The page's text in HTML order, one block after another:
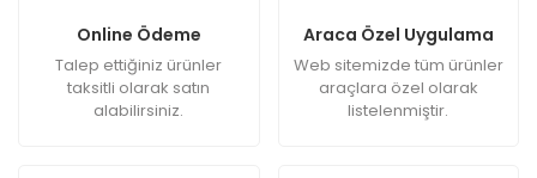
Online Ödeme
Talep ettiğiniz ürünler
taksitli olarak satın
alabilirsiniz.
Araca Özel Uygulama
Web sitemizde tüm ürünler
araçlara özel olarak
listelenmiştir.